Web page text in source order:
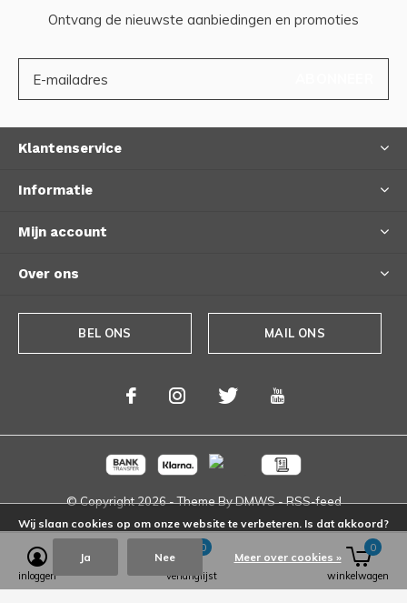
Ontvang de nieuwste aanbiedingen en promoties
Klantenservice
Informatie
Mijn account
Over ons
BEL ONS MAIL ONS
© Copyright2026- Theme ByDMWS-RSS-feed
inloggen verlanglijst
0
winkelwagen
0
Wij slaan cookies op om onze website te verbeteren. Is dat akkoord?
Ja Nee Meer over cookies »